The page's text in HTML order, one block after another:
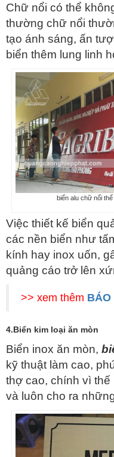
Chữ nổi có thể
thường chữ nổi
tạo ánh sáng, ấn
biển thêm lung linh
biển alu chữ nổi
Việc thiết kế biển
các nền biển như
kính hay inox uốn,
quảng cáo trở lên
>> xem thêm BÁO
4.Biển kim loại ăn mòn
Biển inox ăn mòn,
kỹ thuật làm cao,
thợ cao, chính vì thế
và luôn cho ra